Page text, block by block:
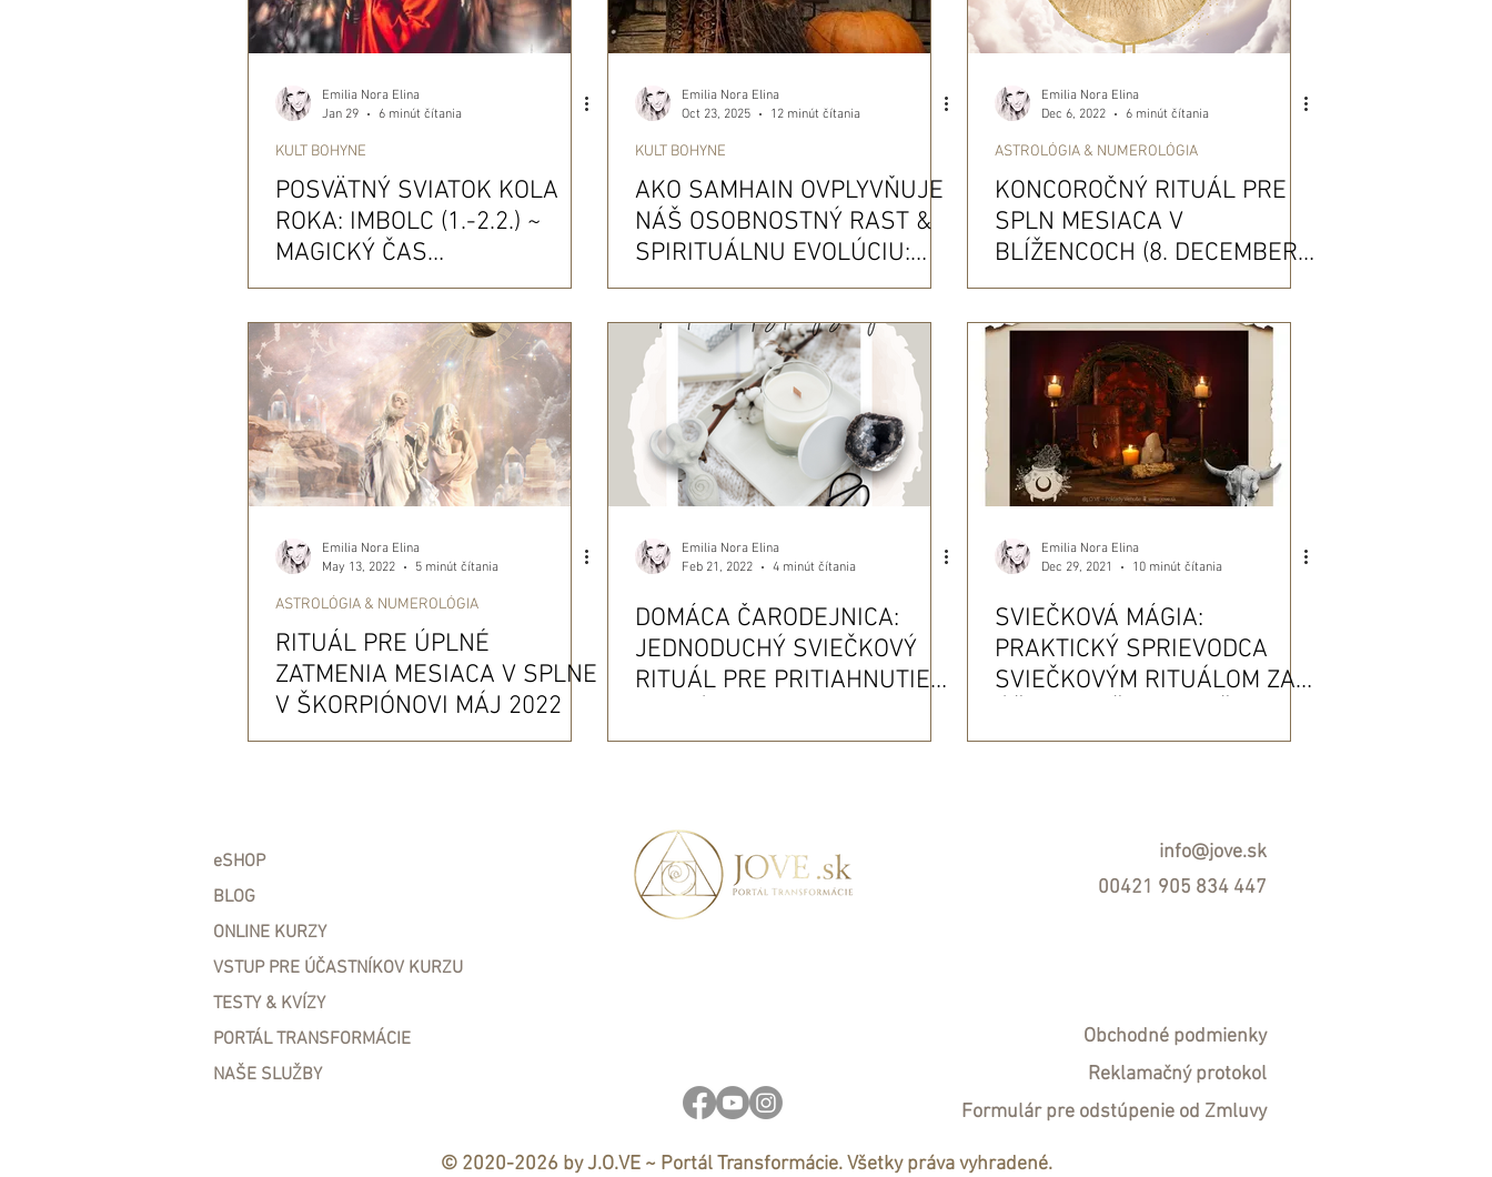
Emilia Nora Elina
Jan 29
6 minút čítania
KULT BOHYNE
POSVÄTNÝ SVIATOK KOLA
ROKA: IMBOLC (1.-2.2.) ~
MAGICKÝ ČAS
TRANSFORMÁCIE & OBNOVY
Emilia Nora Elina
Oct 23, 2025
12 minút čítania
KULT BOHYNE
AKO SAMHAIN OVPLYVŇUJE
NÁŠ OSOBNOSTNÝ RAST &
SPIRITUÁLNU EVOLÚCIU:
VÝZNAM SVIATKU, TIPY A
RITUÁLY
Emilia Nora Elina
Dec 6, 2022
6 minút čítania
ASTROLÓGIA & NUMEROLÓGIA
KONCOROČNÝ RITUÁL PRE
SPLN MESIACA V
BLÍŽENCOCH (8. DECEMBER
2022): AKCEPTÁCIA &
UVOĽNENIE MINULOSTI
Emilia Nora Elina
May 13, 2022
5 minút čítania
ASTROLÓGIA & NUMEROLÓGIA
RITUÁL PRE ÚPLNÉ
ZATMENIA MESIACA V SPLNE
V ŠKORPIÓNOVI MÁJ 2022
Emilia Nora Elina
Feb 21, 2022
4 minút čítania
DOMÁCA ČARODEJNICA:
JEDNODUCHÝ SVIEČKOVÝ
RITUÁL PRE PRITIAHNUTIE
ŽIVOTA
Emilia Nora Elina
Dec 29, 2021
10 minút čítania
SVIEČKOVÁ MÁGIA:
PRAKTICKÝ SPRIEVODCA
SVIEČKOVÝM RITUÁLOM ZA
MANIFESTÁCIE
eSHOP
BLOG
ONLINE KURZY
VSTUP PRE ÚČASTNÍKOV KURZU
TESTY & KVÍZY
PORTÁL TRANSFORMÁCIE
NAŠE SLUŽBY
info@jove.sk
00421 905 834 447
Obchodné podmienky
Reklamačný protokol
Formulár pre odstúpenie od Zmluvy
© 2020-2026 by J.O.VE ~ Portál Transformácie. Všetky práva vyhradené.